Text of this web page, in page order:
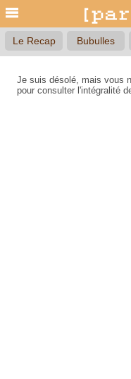
Le Recap Bubulles
Je suis désolé, mais vous
pour consulter l'intégralité